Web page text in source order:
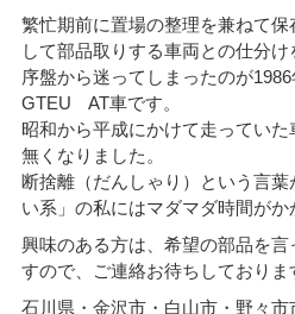
繁忙期前に置場の整理を兼ねて
して部品取りする車両との仕分け
序盤から迷ってしまったのが
GTEU AT車です。
昭和から平成にかけて走ってい
無くなりました。
断捨離（だんしゃり）という言
い系」の私にはマダマダ時間が
興味のある方は、希望の部品を
すので、ご連絡お待ちしておりま
石川県・金沢市・白山市・野々